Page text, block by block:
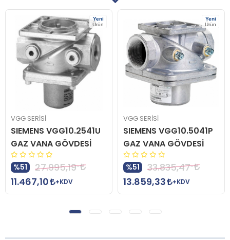
Yeni
Ürün
VGG SERİSİ
SIEMENS VGG10.2541U
GAZ VANA GÖVDESİ
%51
27.995,19
11.467,10
+KDV
Yeni
Ürün
VGG SERİSİ
SIEMENS VGG10.5041P
GAZ VANA GÖVDESİ
%51
33.835,47
13.859,33
+KDV